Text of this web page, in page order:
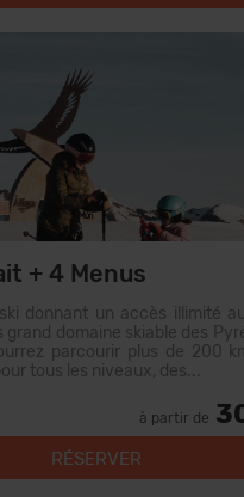
+ 4 Menus
donnant un accès illimité
grand domaine skiable des
parcourir plus de 200
tous les niveaux, des...
à partir de
RÉSERVER